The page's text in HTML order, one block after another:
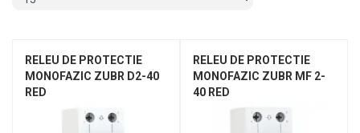
RELEU DE PROTECTIE
MONOFAZIC ZUBR D2-40
RED
RELEU DE PROTECTIE
MONOFAZIC ZUBR MF 2-
40 RED